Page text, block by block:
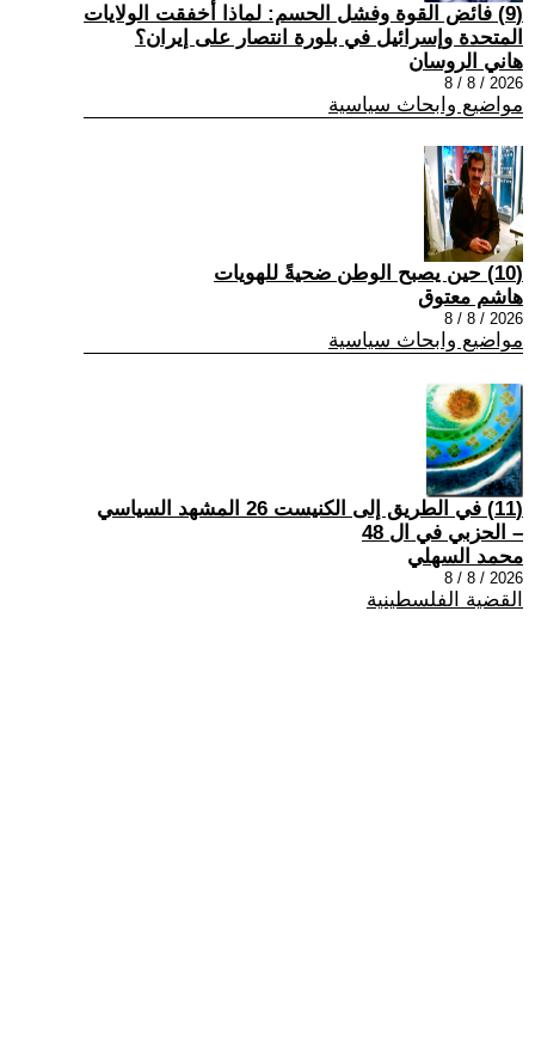
(9) فائض القوة وفشل الحسم: لماذا أخفقت الولايات
المتحدة وإسرائيل في بلورة انتصار على إيران؟
هاني الروسان
2026 / 8 / 8
مواضيع وابحاث سياسية
(10) حين يصبح الوطن ضحيةً للهويات
هاشم معتوق
2026 / 8 / 8
مواضيع وابحاث سياسية
(11) في الطريق إلى الكنيست 26 المشهد السياسي
– الحزبي في ال 48
محمد السهلي
2026 / 8 / 8
القضية الفلسطينية